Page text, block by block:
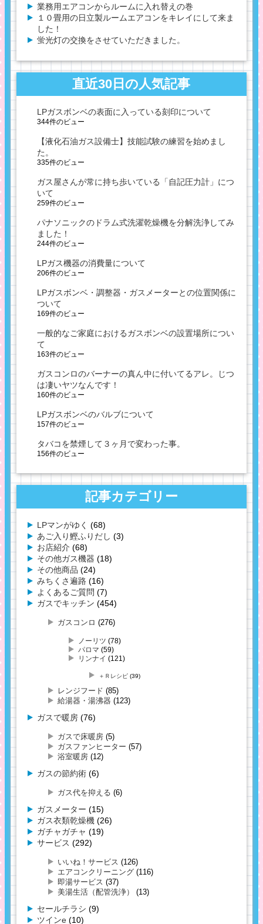
業務用エアコンからルームに入れ替えの巻
１０畳用の日立製ルームエアコンをキレイにして来ま
した！
蛍光灯の交換をさせていただきました。
直近30日の人気記事
LPガスボンベの表面に入っている刻印について
344件のビュー
【液化石油ガス設備士】技能試験の練習を始めまし
た。
335件のビュー
ガス屋さんが常に持ち歩いている「自記圧力計」につ
いて
259件のビュー
パナソニックのドラム式洗濯乾燥機を分解洗浄してみ
ました！
244件のビュー
LPガス機器の消費量について
206件のビュー
LPガスボンベ・調整器・ガスメーターとの位置関係に
ついて
169件のビュー
一般的なご家庭におけるガスボンベの設置場所につい
て
163件のビュー
ガスコンロのバーナーの真ん中に付いてるアレ。じつ
は凄いヤツなんです！
160件のビュー
LPガスボンベのバルブについて
157件のビュー
タバコを禁煙して３ヶ月で変わった事。
156件のビュー
記事カテゴリー
LPマンがゆく (68)
あご入り鰹ふりだし (3)
お店紹介 (68)
その他ガス機器 (18)
その他商品 (24)
みちくさ遍路 (16)
よくあるご質問 (7)
ガスでキッチン (454)
ガスコンロ (276)
ノーリツ (78)
パロマ (59)
リンナイ (121)
＋Ｒレシピ (39)
レンジフード (85)
給湯器・湯沸器 (123)
ガスで暖房 (76)
ガスで床暖房 (5)
ガスファンヒーター (57)
浴室暖房 (12)
ガスの節約術 (6)
ガス代を抑える (6)
ガスメーター (15)
ガス衣類乾燥機 (26)
ガチャガチャ (19)
サービス (292)
いいね！サービス (126)
エアコンクリーニング (116)
即湯サービス (37)
美湯生活（配管洗浄）
(13)
セールチラシ (9)
ツインe (10)